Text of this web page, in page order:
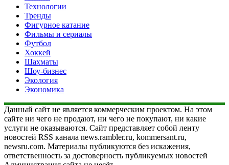
Технологии
Тренды
Фигурное катание
Фильмы и сериалы
Футбол
Хоккей
Шахматы
Шоу-бизнес
Экология
Экономика
Данный сайт не является коммерческим проектом. На этом
сайте ни чего не продают, ни чего не покупают, ни какие
услуги не оказываются. Сайт представляет собой ленту
новостей RSS канала news.rambler.ru, kommersant.ru,
newsru.com. Материалы публикуются без искажения,
ответственность за достоверность публикуемых новостей